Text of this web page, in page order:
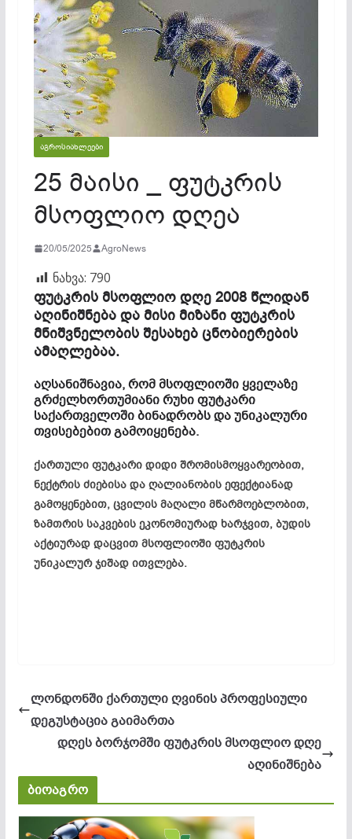
ᲐᲒᲠᲝᲡᲘᲐᲮᲚᲔᲔᲑᲘ
25 მაისი _ ფუტკრის
მსოფლიო დღეა
20/05/2025 AgroNews
ნახვა: 790
ფუტკრის მსოფლიო დღე 2008 წლიდან
აღინიშნება და მისი მიზანი ფუტკრის
მნიშვნელობის შესახებ ცნობიერების
ამაღლებაა.
აღსანიშნავია, რომ მსოფლიოში ყველაზე
გრძელხორთუმიანი რუხი ფუტკარი
საქართველოში ბინადრობს და უნიკალური
თვისებებით გამოიყენება.
ქართული ფუტკარი დიდი შრომისმოყვარეობით,
ნექტრის ძიებისა და ღალიანობის ეფექტიანად
გამოყენებით, ცვილის მაღალი მწარმოებლობით,
ზამთრის საკვების ეკონომიურად ხარჯვით, ბუდის
აქტიურად დაცვით მსოფლიოში ფუტკრის
უნიკალურ ჯიშად ითვლება.
ლონდონში ქართული ღვინის პროფესიული
დეგუსტაცია გაიმართა
დღეს ბორჯომში ფუტკრის მსოფლიო დღე
აღინიშნება
ბიოაგრო